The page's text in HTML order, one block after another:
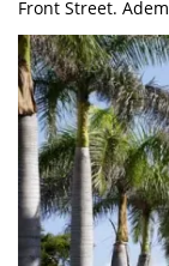
Front Street.